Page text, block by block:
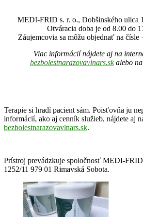
MEDI-FRID s. r. o., Dobšinského ulica
Otváracia doba je od 8.00 do
Záujemcovia sa môžu objednať na čísle
Viac informácií nájdete aj na
bezbolestnarazovavlnars.skalebo na
Terapie si hradí pacient sám. Poisťovňa ju
informácií, ako aj cenník služieb, nájdete aj
bezbolestnarazovavlnars.sk.
Prístroj prevádzkuje spoločnosť MEDI-
1252/11 979 01 Rimavská Sobota.